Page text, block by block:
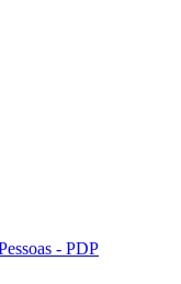
- PDP